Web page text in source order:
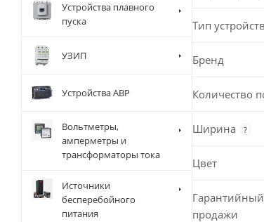
Тип
Бренд
Количество
Ширина ?
Цвет
Гарантийный
продажи
Устройства плавного
пуска
УЗИП
Устройства АВР
Вольтметры,
амперметры и
трансформаторы тока
Источники
бесперебойного
питания